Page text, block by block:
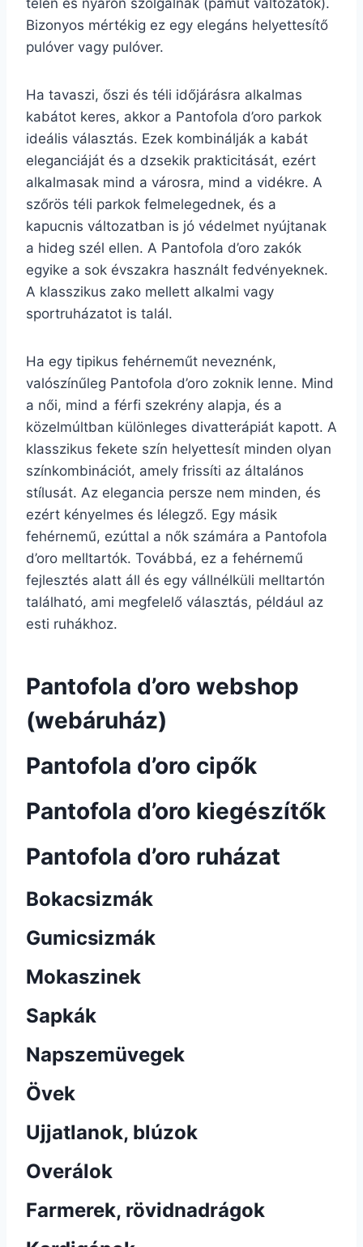
télen és nyáron szolgálnak (pamut változatok).
Bizonyos mértékig ez egy elegáns helyettesítő
pulóver vagy pulóver.
Ha tavaszi, őszi és téli időjárásra alkalmas
kabátot keres, akkor a Pantofola d’oro parkok
ideális választás. Ezek kombinálják a kabát
eleganciáját és a dzsekik prakticitását, ezért
alkalmasak mind a városra, mind a vidékre. A
szőrös téli parkok felmelegednek, és a
kapucnis változatban is jó védelmet nyújtanak
a hideg szél ellen. A Pantofola d’oro zakók
egyike a sok évszakra használt fedvényeknek.
A klasszikus zako mellett alkalmi vagy
sportruházatot is talál.
Ha egy tipikus fehérneműt neveznénk,
valószínűleg Pantofola d’oro zoknik lenne. Mind
a női, mind a férfi szekrény alapja, és a
közelmúltban különleges divatterápiát kapott. A
klasszikus fekete szín helyettesít minden olyan
színkombinációt, amely frissíti az általános
stílusát. Az elegancia persze nem minden, és
ezért kényelmes és lélegző. Egy másik
fehérnemű, ezúttal a nők számára a Pantofola
d’oro melltartók. Továbbá, ez a fehérnemű
fejlesztés alatt áll és egy vállnélküli melltartón
található, ami megfelelő választás, például az
esti ruhákhoz.
Pantofola d’oro webshop
(webáruház)
Pantofola d’oro cipők
Pantofola d’oro kiegészítők
Pantofola d’oro ruházat
Bokacsizmák
Gumicsizmák
Mokaszinek
Sapkák
Napszemüvegek
Övek
Ujjatlanok, blúzok
Overálok
Farmerek, rövidnadrágok